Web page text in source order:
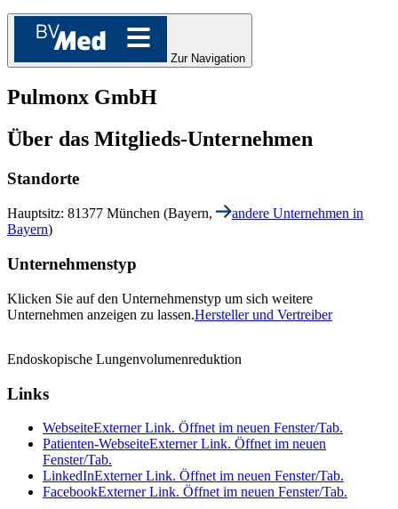
Zur Navigation
Pulmonx GmbH
Über das Mitglieds-Unternehmen
Standorte
Hauptsitz: 81377 München (Bayern,
andere Unternehmen in
Bayern)
Unternehmenstyp
Klicken Sie auf den Unternehmenstyp um sich weitere
Unternehmen anzeigen zu lassen.Hersteller und Vertreiber
Endoskopische Lungenvolumenreduktion
Links
WebseiteExterner Link. Öffnet im neuen Fenster/Tab.
Patienten-WebseiteExterner Link. Öffnet im neuen
Fenster/Tab.
LinkedInExterner Link. Öffnet im neuen Fenster/Tab.
FacebookExterner Link. Öffnet im neuen Fenster/Tab.